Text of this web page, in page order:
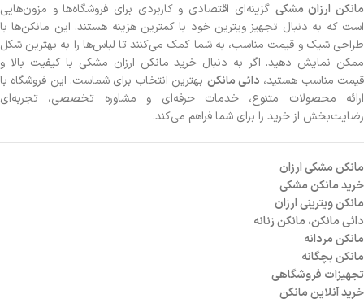
مانکن ارزان مشکی گزینه‌ای اقتصادی و کاربردی برای فروشگاه‌ها و مزون‌هایی
است که به دنبال تجهیز ویترین خود با کمترین هزینه هستند. این مانکن‌ها با
طراحی شیک و قیمت مناسب، به شما کمک می‌کنند تا لباس‌ها را به بهترین شکل
ممکن نمایش دهید. اگر به دنبال خرید مانکن ارزان مشکی با کیفیت بالا و
قیمت مناسب هستید، دائی مانکن بهترین انتخاب برای شماست. این فروشگاه با
ارائه محصولات متنوع، خدمات حرفه‌ای و مشاوره تخصصی، تجربه‌ای
رضایت‌بخش از خرید را برای شما فراهم می‌کند.
مانکن مشکی ارزان
خرید مانکن مشکی
مانکن ویترینی ارزان
دائی مانکن، مانکن زنانه
مانکن مردانه
مانکن بچگانه
تجهیزات فروشگاهی
خرید آنلاین مانکن